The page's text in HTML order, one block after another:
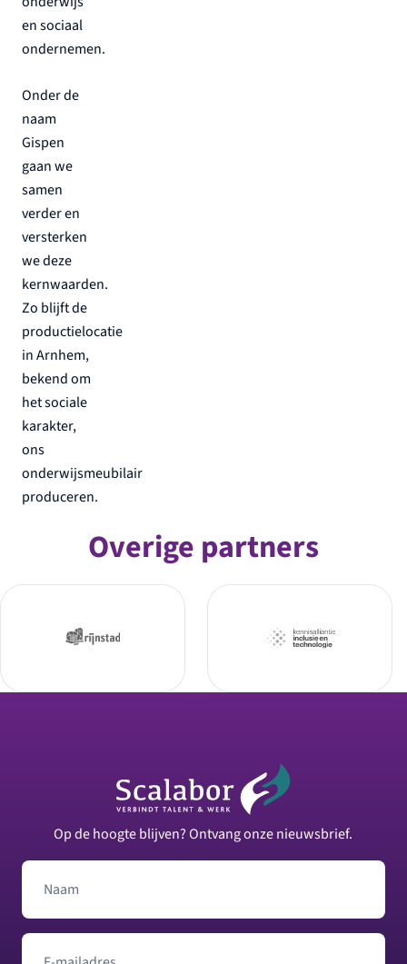
en sociaal
ondernemen.
Onder de
naam
Gispen
gaan we
samen
verder en
versterken
we deze
kernwaarden.
Zo blijft de
productielocatie
in Arnhem,
bekend om
het sociale
karakter,
ons
onderwijsmeubilair
produceren.
Overige partners
Op de hoogte blijven? Ontvang onze nieuwsbrief.
Naam